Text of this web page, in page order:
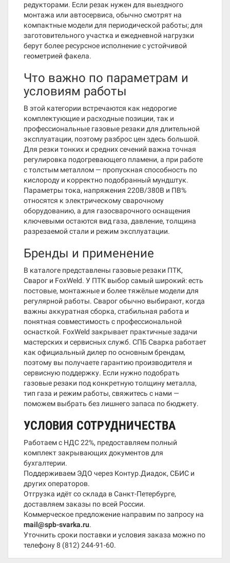
редукторами. Если резак нужен для выездного
монтажа или автосервиса, обычно смотрят на
компактные модели для периодической работы; для
заготовительного участка и ежедневной нагрузки
берут более ресурсное исполнение с устойчивой
геометрией факела.
Что важно по параметрам и
условиям работы
В этой категории встречаются как недорогие
комплектующие и расходные позиции, так и
профессиональные газовые резаки для длительной
эксплуатации, поэтому разброс цен здесь большой.
Для резки тонких и средних сечений важна точная
регулировка подогревающего пламени, а при работе
с толстым металлом — пропускная способность по
кислороду и корректно подобранный мундштук.
Параметры тока, напряжения 220В/380В и ПВ%
относятся к электрическому сварочному
оборудованию, а для газосварочного оснащения
ключевыми остаются вид газа, давление, толщина
разрезаемой стали и режим эксплуатации.
Бренды и применение
В каталоге представлены газовые резаки ПТК,
Сварог и FoxWeld. У ПТК выбор самый широкий: есть
постовые, монтажные и более тяжёлые модели для
регулярной работы. Сварог обычно выбирают, когда
важны аккуратная сборка, стабильная работа и
понятная совместимость с профессиональной
оснасткой. FoxWeld закрывает практичные задачи
мастерских и сервисных служб. СПБ Сварка работает
как официальный дилер по основным брендам,
поэтому вы получаете гарантию производителя и
сервисную поддержку. Если нужно подобрать
газовые резаки под конкретную толщину металла,
тип газа и режим работы, свяжитесь с нами —
поможем выбрать без лишнего запаса по бюджету.
УСЛОВИЯ СОТРУДНИЧЕСТВА
Работаем с НДС 22%, предоставляем полный
комплект закрывающих документов для
бухгалтерии.
Поддерживаем ЭДО через Контур.Диадок, СБИС и
других операторов.
Отгрузка идёт со склада в Санкт-Петербурге,
доставляем заказы по всей России.
Коммерческое предложение направим по запросу на
mail@spb-svarka.ru.
Уточнить сроки поставки и условия заказа можно по
телефону8 (812) 244-91-60.